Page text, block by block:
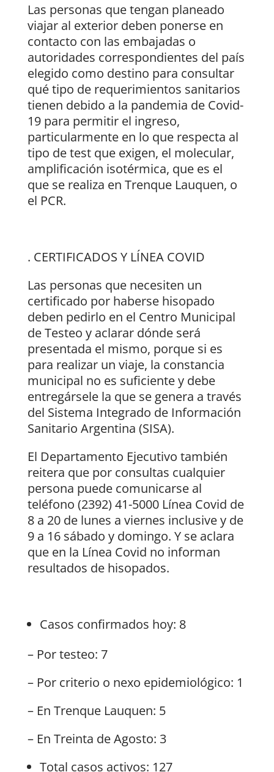
Las personas que tengan planeado
viajar al exterior deben ponerse en
contacto con las embajadas o
autoridades correspondientes del país
elegido como destino para consultar
qué tipo de requerimientos sanitarios
tienen debido a la pandemia de Covid-
19 para permitir el ingreso,
particularmente en lo que respecta al
tipo de test que exigen, el molecular,
amplificación isotérmica, que es el
que se realiza en Trenque Lauquen, o
el PCR.
. CERTIFICADOS Y LÍNEA COVID
Las personas que necesiten un
certificado por haberse hisopado
deben pedirlo en el Centro Municipal
de Testeo y aclarar dónde será
presentada el mismo, porque si es
para realizar un viaje, la constancia
municipal no es suficiente y debe
entregársele la que se genera a través
del Sistema Integrado de Información
Sanitario Argentina (SISA).
El Departamento Ejecutivo también
reitera que por consultas cualquier
persona puede comunicarse al
teléfono (2392) 41-5000 Línea Covid de
8 a 20 de lunes a viernes inclusive y de
9 a 16 sábado y domingo. Y se aclara
que en la Línea Covid no informan
resultados de hisopados.
Casos confirmados hoy: 8
– Por testeo: 7
– Por criterio o nexo epidemiológico: 1
– En Trenque Lauquen: 5
– En Treinta de Agosto: 3
Total casos activos: 127